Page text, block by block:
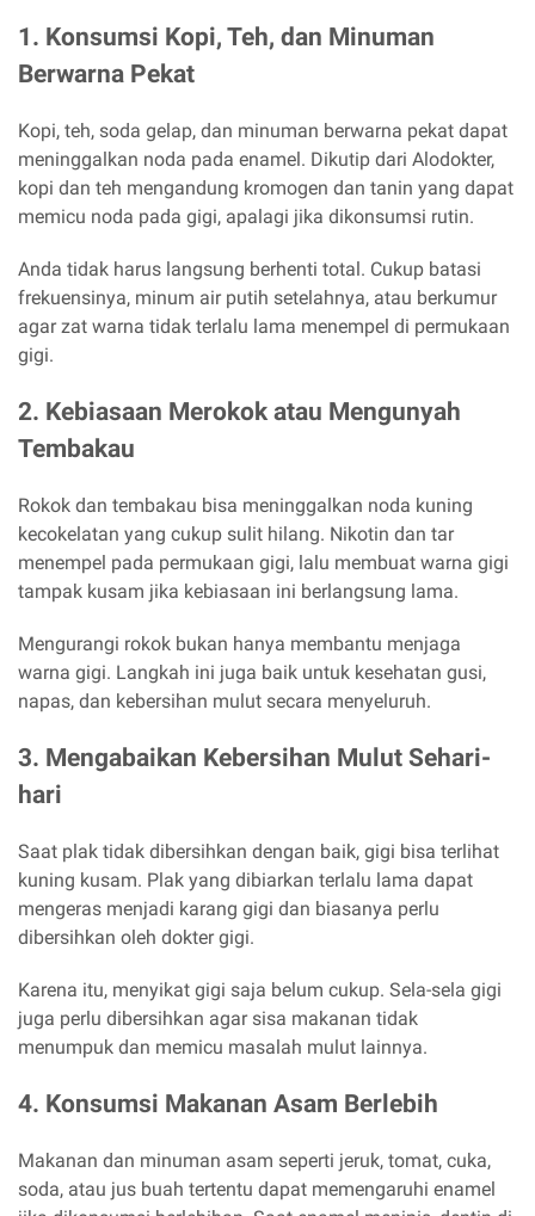
1. Konsumsi Kopi, Teh, dan Minuman
Berwarna Pekat
Kopi, teh, soda gelap, dan minuman berwarna pekat dapat
meninggalkan noda pada enamel. Dikutip dari Alodokter,
kopi dan teh mengandung kromogen dan tanin yang dapat
memicu noda pada gigi, apalagi jika dikonsumsi rutin.
Anda tidak harus langsung berhenti total. Cukup batasi
frekuensinya, minum air putih setelahnya, atau berkumur
agar zat warna tidak terlalu lama menempel di permukaan
gigi.
2. Kebiasaan Merokok atau Mengunyah
Tembakau
Rokok dan tembakau bisa meninggalkan noda kuning
kecokelatan yang cukup sulit hilang. Nikotin dan tar
menempel pada permukaan gigi, lalu membuat warna gigi
tampak kusam jika kebiasaan ini berlangsung lama.
Mengurangi rokok bukan hanya membantu menjaga
warna gigi. Langkah ini juga baik untuk kesehatan gusi,
napas, dan kebersihan mulut secara menyeluruh.
3. Mengabaikan Kebersihan Mulut Sehari-
hari
Saat plak tidak dibersihkan dengan baik, gigi bisa terlihat
kuning kusam. Plak yang dibiarkan terlalu lama dapat
mengeras menjadi karang gigi dan biasanya perlu
dibersihkan oleh dokter gigi.
Karena itu, menyikat gigi saja belum cukup. Sela-sela gigi
juga perlu dibersihkan agar sisa makanan tidak
menumpuk dan memicu masalah mulut lainnya.
4. Konsumsi Makanan Asam Berlebih
Makanan dan minuman asam seperti jeruk, tomat, cuka,
soda, atau jus buah tertentu dapat memengaruhi enamel